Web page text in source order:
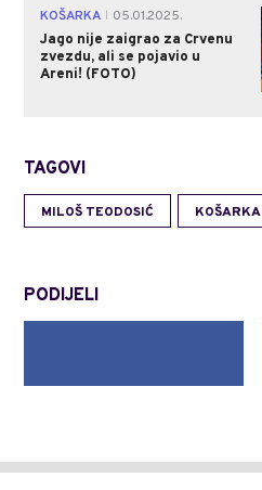
KOŠARKA
05.01.2025.
Jago nije zaigrao za Crvenu
zvezdu, ali se pojavio u
Areni! (FOTO)
TAGOVI
MILOŠ TEODOSIĆ KOŠARKA
PODIJELI